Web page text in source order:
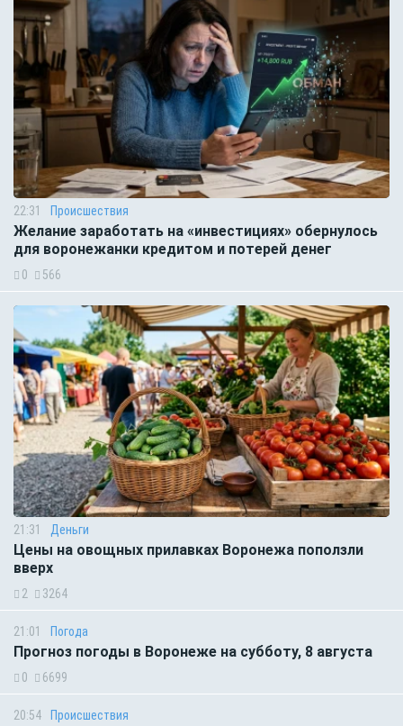
22:31 Происшествия
Желание заработать на «инвестициях» обернулось
для воронежанки кредитом и потерей денег
0 566
21:31 Деньги
Цены на овощных прилавках Воронежа поползли
вверх
2 3264
21:01 Погода
Прогноз погоды в Воронеже на субботу, 8 августа
0 6699
20:54 Происшествия